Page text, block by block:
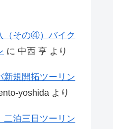
（その④）バイク
に 中西 亨 より
新規開拓ツーリン
yoshida より
二泊三日ツーリン